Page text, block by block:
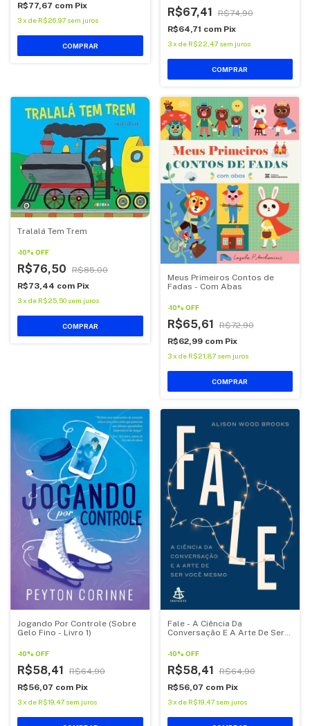
R$77,67 com Pix
3x de R$26,97 sem juros
COMPRAR
R$67,41
R$74,90
R$64,71 com Pix
3 x de R$22,47 sem juros
COMPRAR
Tralalá Tem Trem
-10% OFF
R$76,50
R$85,00
R$73,44 com Pix
3x de R$25,50 sem juros
COMPRAR
Meus Primeiros Contos de
Fadas - Com Abas
-10% OFF
R$65,61
R$72,90
R$62,99 com Pix
3 x de R$21,87 sem juros
COMPRAR
Jogando Por Controle (Sobre
Gelo Fino - Livro 1)
-10% OFF
R$58,41
R$64,90
R$56,07 com Pix
3x de R$19,47 sem juros
Fale - A Ciência Da
Conversação E A Arte De Ser
-10% OFF
R$58,41
R$64,90
R$56,07 com Pix
3 x de R$19,47 sem juros